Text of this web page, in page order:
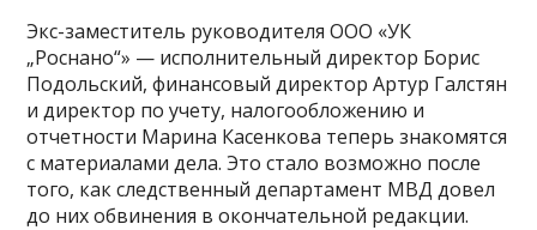
Экс-заместитель руководителя ООО «УК
„Роснано“» — исполнительный директор Борис
Подольский, финансовый директор Артур Галстян
и директор по учету, налогообложению и
отчетности Марина Касенкова теперь знакомятся
с материалами дела. Это стало возможно после
того, как следственный департамент МВД довел
до них обвинения в окончательной редакции.